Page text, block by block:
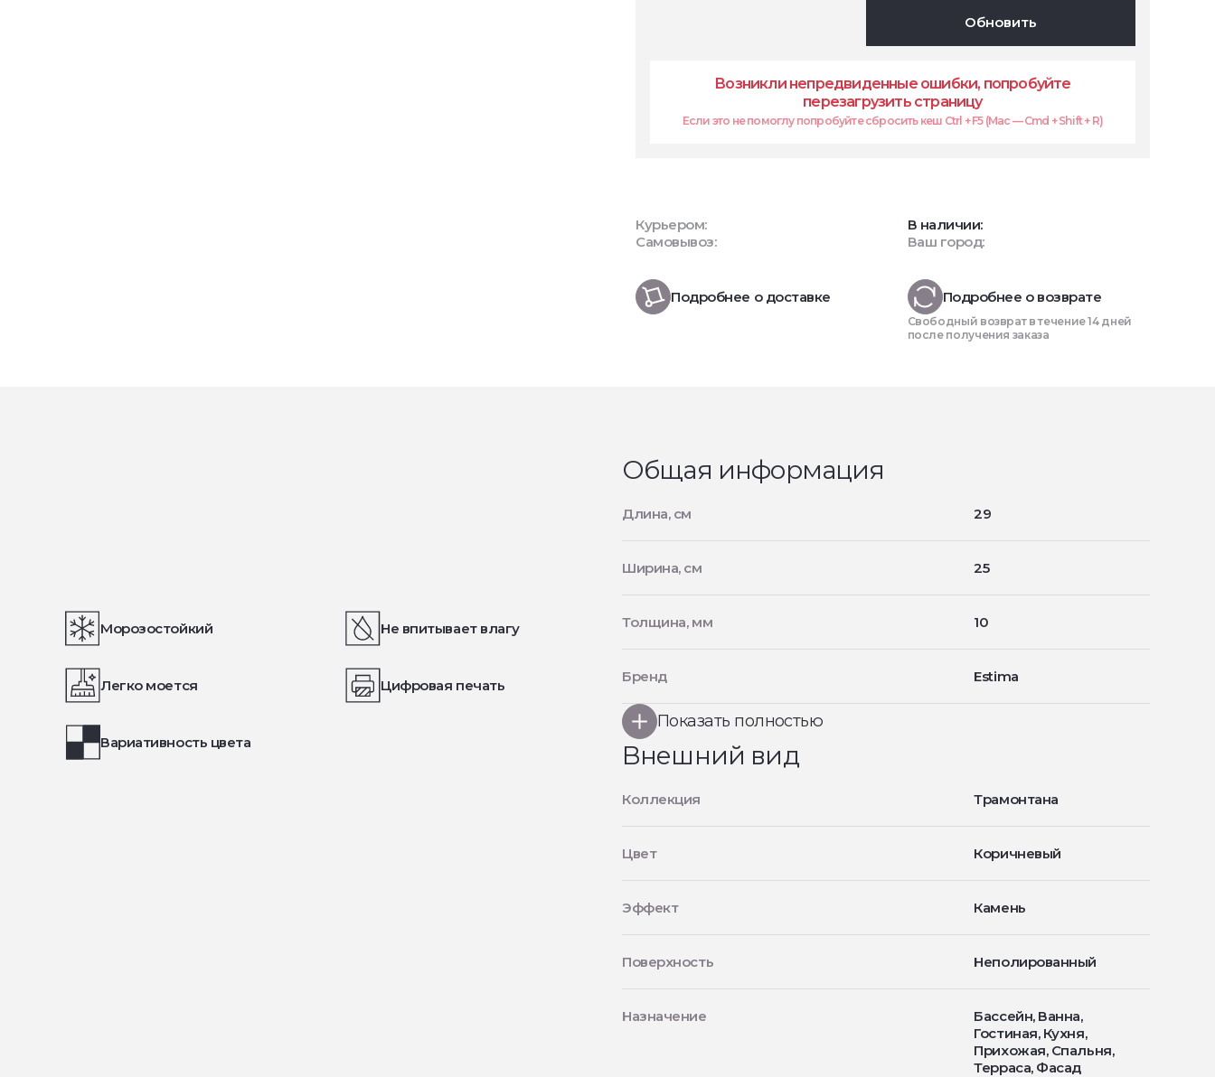
Обновить
Возникли непредвиденные ошибки, попробуйте
перезагрузить страницу
Если это не помоглу попробуйте сбросить кеш Ctrl + F5 (Mac — Cmd + Shift + R)
Курьером:
Самовывоз:
В наличии:
Ваш город:
Подробнее о доставке Подробнее о возврате
Свободный возврат в течение 14 дней
после получения заказа
Морозостойкий Не впитывает влагу
Легко моется Цифровая печать
Вариативность цвета
Общая информация
Длина, см 29
Ширина, см 25
Толщина, мм 10
Бренд Estima
Показать полностью
Внешний вид
Коллекция Трамонтана
Цвет Коричневый
Эффект Камень
Поверхность Неполированный
Назначение
Бассейн, Ванна,
Гостиная, Кухня,
Прихожая, Спальня,
Терраса, Фасад